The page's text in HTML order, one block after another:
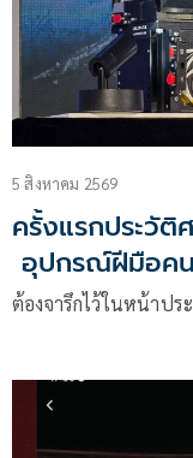
5 สิงหาคม 2569
ครั้งแรกประวัติ
อุปกรณ์ฝีมือคนไทย ร่วมภารกิจ
สำรวจดวงจันท
ต้องจารึกไว้ในหน้าปร